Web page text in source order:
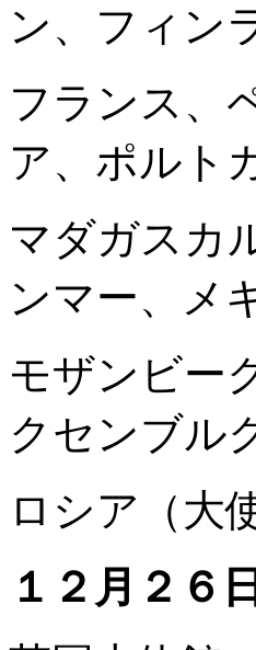
ン、フィン
フランス、
ア、ポルト
マダガスカ
ンマー、メ
モザンビー
クセンブル
ロシア（大
１２月２６